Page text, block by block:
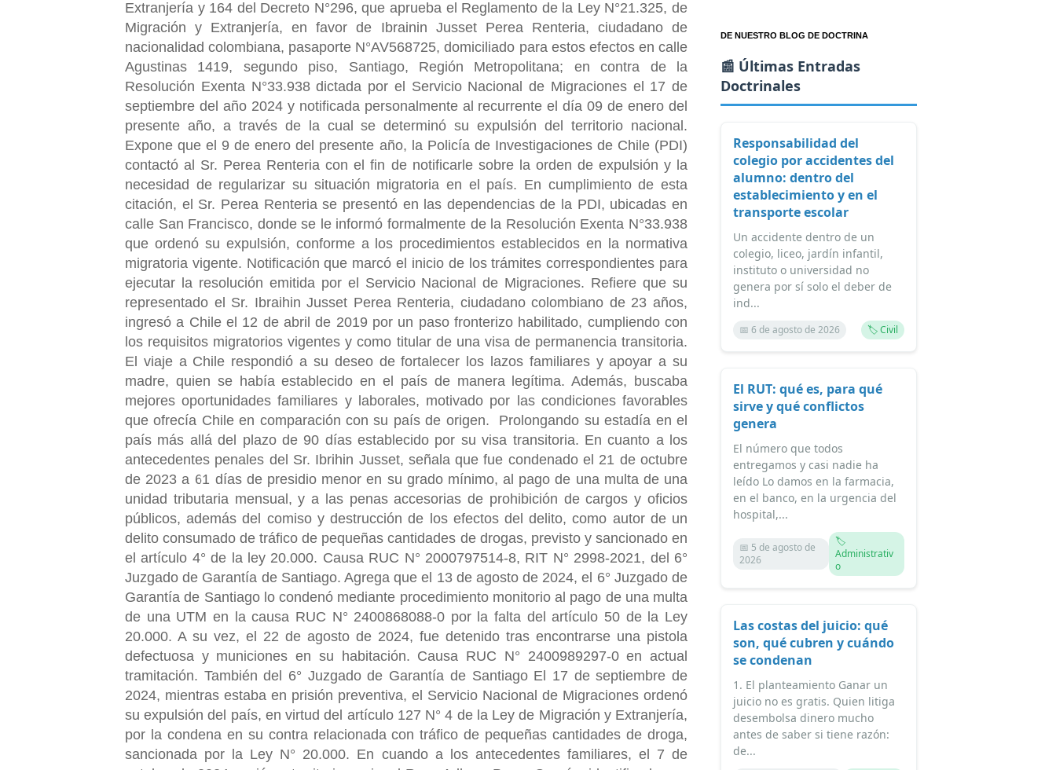
DE NUESTRO BLOG DE DOCTRINA
📰 Últimas Entradas
Doctrinales
Responsabilidad del
colegio por accidentes del
alumno: dentro del
establecimiento y en el
transporte escolar
Un accidente dentro de un
colegio, liceo, jardín infantil,
instituto o universidad no
genera por sí solo el deber de
ind...
📅 6 de agosto de 2026 🏷️ Civil
El RUT: qué es, para qué
sirve y qué conflictos
genera
El número que todos
entregamos y casi nadie ha
leído Lo damos en la farmacia,
en el banco, en la urgencia del
hospital,...
📅 5 de agosto de
2026
🏷️
Administrativ
o
Las costas del juicio: qué
son, qué cubren y cuándo
se condenan
1. El planteamiento Ganar un
juicio no es gratis. Quien litiga
desembolsa dinero mucho
antes de saber si tiene razón:
de...